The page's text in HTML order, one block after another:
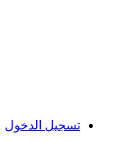
تسجيل الدخول